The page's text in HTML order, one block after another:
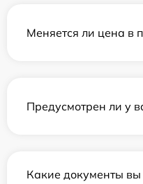
Меняется ли цена в
Предусмотрен ли у
Какие документы вы